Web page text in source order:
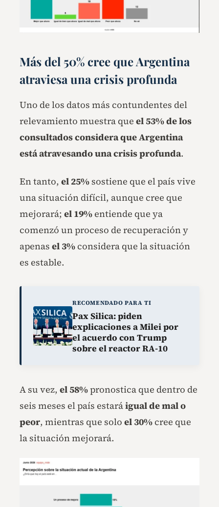
Más del 50% cree que Argentina
atraviesa una crisis profunda
Uno de los datos más contundentes del
relevamiento muestra que el 53% de los
consultados considera que Argentina
está atravesando una crisis profunda.
En tanto, el 25% sostiene que el país vive
una situación difícil, aunque cree que
mejorará; el 19% entiende que ya
comenzó un proceso de recuperación y
apenas el 3% considera que la situación
es estable.
RECOMENDADO PARA TI
Pax Silica: piden
explicaciones a Milei por
el acuerdo con Trump
sobre el reactor RA-10
A su vez, el 58%pronostica que dentro de
seis meses el país estaráigual de mal o
peor, mientras que solo el 30% cree que
la situación mejorará.